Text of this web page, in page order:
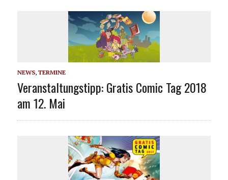
NEWS, TERMINE
Veranstaltungstipp: Gratis Comic Tag 2018
am 12. Mai